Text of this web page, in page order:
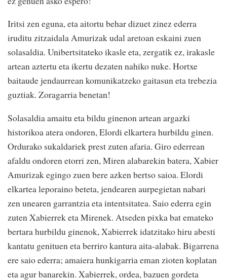
Iritsi zen eguna, eta aitortu behar dizuet zinez ederra
iruditu zitzaidala Amurizak udal aretoan eskaini zuen
solasaldia. Unibertsitateko ikasle eta, zergatik ez, irakasle
artean aztertu eta ikertu dezaten nahiko nuke. Hortxe
baitaude jendaurrean komunikatzeko gaitasun eta trebezia
guztiak. Zoragarria benetan!
Solasaldia amaitu eta bildu ginenon artean argazki
historikoa atera ondoren, Elordi elkartera hurbildu ginen.
Ordurako sukaldariek prest zuten afaria. Giro ederrean
afaldu ondoren etorri zen, Miren alabarekin batera, Xabier
Amurizak egingo zuen bere azken bertso saioa. Elordi
elkartea leporaino beteta, jendearen aurpegietan nabari
zen unearen garrantzia eta intentsitatea. Saio ederra egin
zuten Xabierrek eta Mirenek. Atseden pixka bat emateko
bertara hurbildu ginenok, Xabierrek idatzitako hiru abesti
kantatu genituen eta berriro kantura aita-alabak. Bigarrena
ere saio ederra; amaiera hunkigarria eman zioten koplatan
eta agur banarekin. Xabierrek, ordea, bazuen gordeta